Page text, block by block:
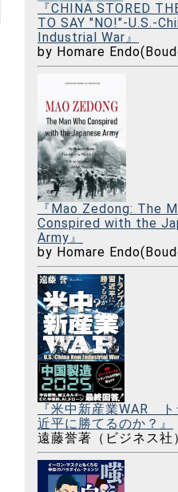
『CHINA STORED
TO SAY "NO!"-U.S.-
Industrial War』
by Homare
『Mao Zedong: The
Conspired with the
Army』
by Homare
『米中新産業WAR
近平に勝てるのか？』
遠藤誉著（ビジネス社